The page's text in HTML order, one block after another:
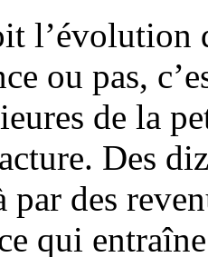
l’évolution
ou pas,
de la
Des
des
qui